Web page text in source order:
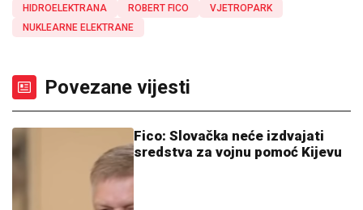
HIDROELEKTRANA ROBERT FICO
VJETROPARK
NUKLEARNE ELEKTRANE
Povezane vijesti
Fico: Slovačka neće izdvajati
sredstva za vojnu pomoć Kijevu